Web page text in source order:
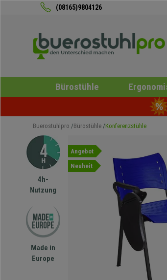
(08165)9804126
Bürostühle
Buerostuhlpro Bürostühle Konferenzstühle
4h-
Nutzung
Made in
Europe
Angebot
Neuheit